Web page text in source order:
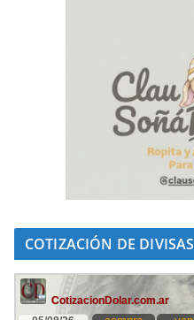
COTIZACIÓN DE DIVISAS